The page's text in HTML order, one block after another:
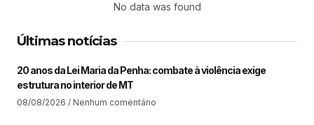
No data was found
Últimas notícias
20 anos da Lei Maria da Penha: combate à violência exige
estrutura no interior de MT​
08/08/2026 Nenhum comentário